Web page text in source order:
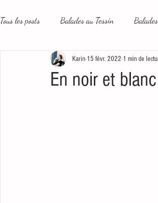
Tous les posts Balades au Tessin
Le plus beau métier du monde Un peu
En noir et blanc
Karin 15 févr. 2022 1 min de